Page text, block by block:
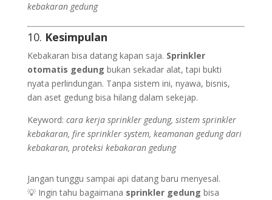
kebakaran gedung
10. Kesimpulan
Kebakaran bisa datang kapan saja. Sprinkler
otomatis gedung bukan sekadar alat, tapi bukti
nyata perlindungan. Tanpa sistem ini, nyawa, bisnis,
dan aset gedung bisa hilang dalam sekejap.
Keyword: cara kerja sprinkler gedung, sistem sprinkler
kebakaran, fire sprinkler system, keamanan gedung dari
kebakaran, proteksi kebakaran gedung
Jangan tunggu sampai api datang baru menyesal.
💡 Ingin tahu bagaimana sprinkler gedung bisa